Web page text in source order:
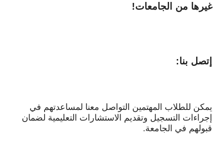
غيرها من الجامعات!
إتصل بنا:
يمكن للطلاب المهتمين التواصل معنا لمساعدتهم في
إجراءات التسجيل وتقديم الاستشارات التعليمية لضمان
قبولهم في الجامعة.